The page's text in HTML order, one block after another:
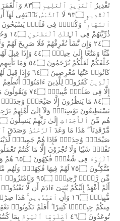
تَقْدِيرُ ٱلْعَزِيزِ ٱلْعَلِيمِ ٨٣۝ وَٱلْقَمَرَ
ٱلْقَدِيمِ ٩٣۝ لَا ٱلشَّمْسُ يَنۢبَغِى لَهَآ
ٱلنَّهَارِ
وَكُلٌّۭ فِى فَلَكٍۢ يَسْبَحُونَ
ذُرِّيَّتَهُمْ فِى ٱلْفُلْكِ ٱلْمَشْحُونِ ١٤۝
٢٤۝ وَإِن نَّشَأْ نُغْرِقْهُمْ فَلَا صَرِيخَ لَهُمْ
مِّنَّا وَمَتَٰعًا إِلَىٰ حِينٍۢ ٤٤۝ وَإِذَا قِيلَ
خَلْفَكُمْ لَعَلَّكُمْ تُرْحَمُونَ ٥٤۝ وَمَا تَأْتِيهِم
كَانُوا۟ عَنْهَا مُعْرِضِينَ ٦٤۝ وَإِذَا قِيلَ
ٱلَّذِينَ كَفَرُوا۟ لِلَّذِينَ ءَامَنُوٓا۟ أَنُطْعِمُ
إِلَّا فِى ضَلَٰلٍۢ مُّبِينٍۢ ٧٤۝ وَيَقُولُونَ
٨٤۝ مَا يَنظُرُونَ إِلَّا صَيْحَةًۭ وَٰحِدَةًۭ
يَسْتَطِيعُونَ تَوْصِيَةًۭ وَلَآ إِلَىٰٓ أَهْلِهِمْ
هُم مِّنَ ٱلْأَجْدَاثِ إِلَىٰ رَبِّهِمْ يَنسِلُونَ
مَّرْقَدِنَا
هَٰذَا مَا وَعَدَ ٱلرَّحْمَٰنُ وَصَدَقَ
صَيْحَةًۭ وَٰحِدَةًۭ فَإِذَا هُمْ جَمِيعٌۭ
نَفْسٌۭ شَيْـًۭٔا وَلَا تُجْزَوْنَ إِلَّا مَا كُنتُمْ
ٱلْيَوْمَ فِى شُغُلٍۢ فَٰكِهُونَ ٦٥۝ هُمْ
مُتَّكِـُٔونَ ٧٥۝ لَهُمْ فِيهَا فَٰكِهَةٌۭ وَلَهُم مَّا
مِّن رَّبٍّۢ رَّحِيمٍۢ ٩٥۝ وَٱمْتَٰزُوا۟
أَلَمْ
أَعْهَدْ إِلَيْكُمْ يَٰبَنِىٓ ءَادَمَ أَن لَّا تَعْبُدُوا۟
مُّبِينٌۭ ١٦۝ وَأَنِ ٱعْبُدُونِى هَٰذَا
مِنكُمْ جِبِلًّۭا كَثِيرًا أَفَلَمْ تَكُونُوا۟
تُوعَدُونَ ٤٦۝ ٱصْلَوْهَا ٱلْيَوْمَ بِمَا